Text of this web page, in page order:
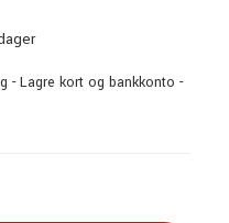
- Lagre kort og bankkonto -